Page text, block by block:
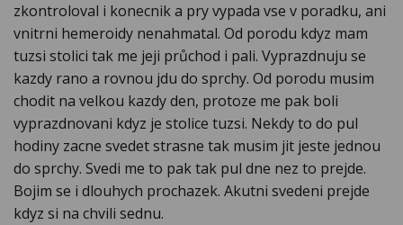
zkontroloval i konecnik a pry vypada vse v poradku, ani
vnitrni hemeroidy nenahmatal. Od porodu kdyz mam
tuzsi stolici tak me jeji průchod i pali. Vyprazdnuju se
kazdy rano a rovnou jdu do sprchy. Od porodu musim
chodit na velkou kazdy den, protoze me pak boli
vyprazdnovani kdyz je stolice tuzsi. Nekdy to do pul
hodiny zacne svedet strasne tak musim jit jeste jednou
do sprchy. Svedi me to pak tak pul dne nez to prejde.
Bojim se i dlouhych prochazek. Akutni svedeni prejde
kdyz si na chvili sednu.